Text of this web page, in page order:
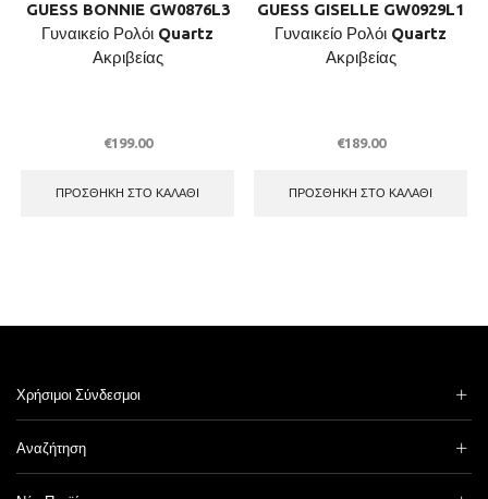
GUESS BONNIE GW0876L3
Γυναικείο Ρολόι Quartz
Ακριβείας
€199.00
ΠΡΟΣΘΉΚΗ ΣΤΟ ΚΑΛΆΘΙ
GUESS GISELLE GW0929L1
Γυναικείο Ρολόι Quartz
Ακριβείας
€189.00
ΠΡΟΣΘΉΚΗ ΣΤΟ ΚΑΛΆΘΙ
Χρήσιμοι Σύνδεσμοι
Αναζήτηση